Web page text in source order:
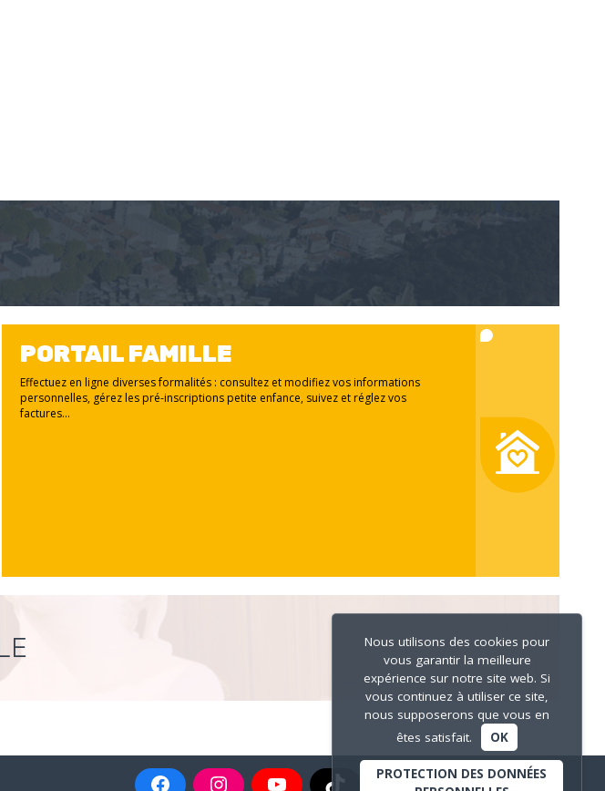
PORTAIL FAMILLE
Effectuez en ligne diverses formalités : consultez et modifiez vos informations
personnelles, gérez les pré-inscriptions petite enfance, suivez et réglez vos
factures...
Nous utilisons des cookies pour
vous garantir la meilleure
expérience sur notre site web. Si
vous continuez à utiliser ce site,
nous supposerons que vous en
êtes satisfait.
OK
PROTECTION DES DONNÉES